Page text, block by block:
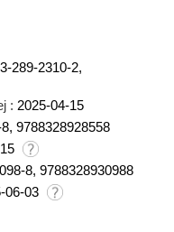
289-2310-2,
: 2025-04-15
9788328928558
8, 9788328930988
06-03